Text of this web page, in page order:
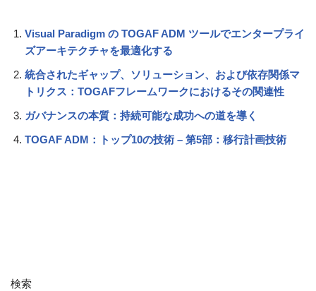
Visual Paradigm の TOGAF ADM ツールでエンタープライ
ズアーキテクチャを最適化する
統合されたギャップ、ソリューション、および依存関係マ
トリクス：TOGAFフレームワークにおけるその関連性
ガバナンスの本質：持続可能な成功への道を導く
TOGAF ADM：トップ10の技術 – 第5部：移行計画技術
検索